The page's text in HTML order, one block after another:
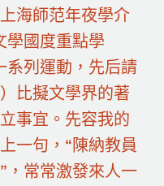
海師范年夜學介
學國度重點學
系列運動，先后請
比擬文學界的著
事宜。先容我的
一句，“陳納教員
，常常激發來人一